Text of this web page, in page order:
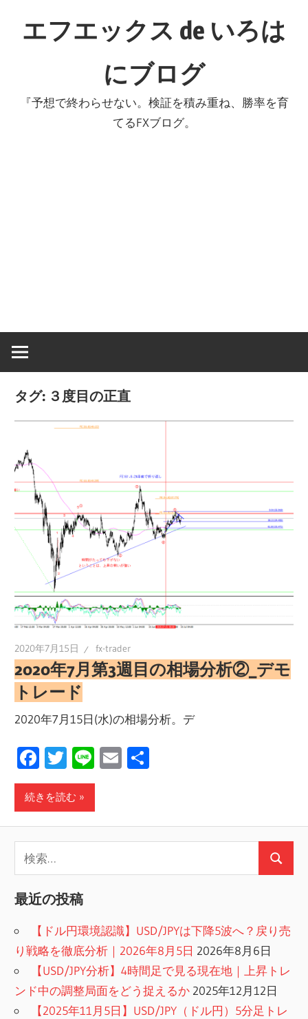
エフエックス de いろは
にブログ
『予想で終わらせない。検証を積み重ね、勝率を育
てるFXブログ。
タグ: ３度目の正直
2020年7月15日 fx-trader
2020年7月第3週目の相場分析②_デモ
トレード
2020年7月15日(水)の相場分析。デ
Facebook
Twitter
LineEmail
続きを読む
索:
検
最近の投稿
【ドル円環境認識】USD/JPYは下降5波へ？戻り売
り戦略を徹底分析｜2026年8月5日 2026年8月6日
【USD/JPY分析】4時間足で見る現在地｜上昇トレ
ンド中の調整局面をどう捉えるか 2025年12月12日
【2025年11月5日】USD/JPY（ドル円）5分足トレ